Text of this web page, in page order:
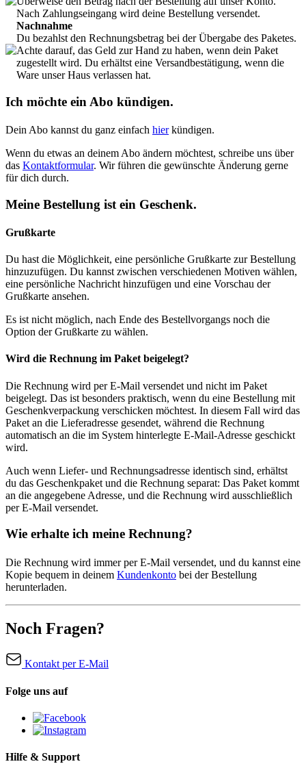
Nach Zahlungseingang wird deine Bestellung versendet.
Nachnahme
Du bezahlst den Rechnungsbetrag bei der Übergabe des Paketes.
Achte darauf, das Geld zur Hand zu haben, wenn dein Paket
zugestellt wird. Du erhältst eine Versandbestätigung, wenn die
Ware unser Haus verlassen hat.
Ich möchte ein Abo kündigen.
Dein Abo kannst du ganz einfach hierkündigen.
Wenn du etwas an deinem Abo ändern möchtest, schreibe uns über
das Kontaktformular. Wir führen die gewünschte Änderung gerne
für dich durch.
Meine Bestellung ist ein Geschenk.
Grußkarte
Du hast die Möglichkeit, eine persönliche Grußkarte zur Bestellung
hinzuzufügen. Du kannst zwischen verschiedenen Motiven wählen,
eine persönliche Nachricht hinzufügen und eine Vorschau der
Grußkarte ansehen.
Es ist nicht möglich, nach Ende des Bestellvorgangs noch die
Option der Grußkarte zu wählen.
Wird die Rechnung im Paket beigelegt?
Die Rechnung wird per E-Mail versendet und nicht im Paket
beigelegt. Das ist besonders praktisch, wenn du eine Bestellung mit
Geschenkverpackung verschicken möchtest. In diesem Fall wird das
Paket an die Lieferadresse gesendet, während die Rechnung
automatisch an die im System hinterlegte E-Mail-Adresse geschickt
wird.
Auch wenn Liefer- und Rechnungsadresse identisch sind, erhältst
du das Geschenkpaket und die Rechnung separat: Das Paket kommt
an die angegebene Adresse, und die Rechnung wird ausschließlich
per E-Mail versendet.
Wie erhalte ich meine Rechnung?
Die Rechnung wird immer per E-Mail versendet, und du kannst eine
Kopie bequem in deinem Kundenkonto bei der Bestellung
herunterladen.
Noch Fragen?
Kontakt per E-Mail
Folge uns auf
Hilfe & Support